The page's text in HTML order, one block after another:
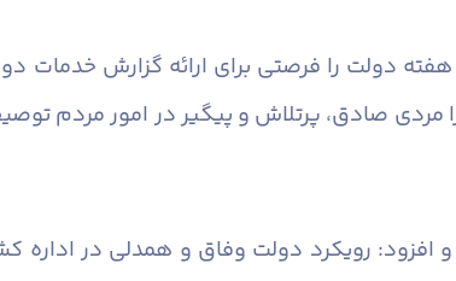
با اشاره به شعار «۱۲ ماه تلاش، ۱۲ روز دفاع»، هفته دولت را فرصتی برای
مردی صادق، پرتلاش و پیگیر در امور مردم
افزود: رویکرد دولت وفاق و همدلی در